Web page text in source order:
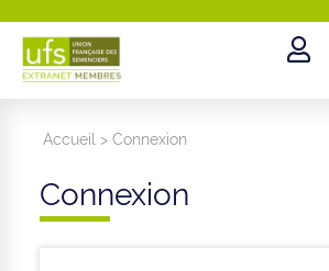
Accueil >Connexion
Connexion